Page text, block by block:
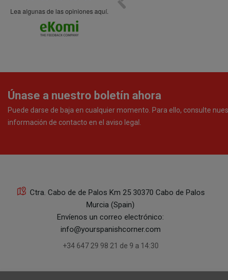
Lea algunas de las opiniones aquí.
Únase a nuestro boletín ahora
Puede darse de baja en cualquier momento. Para ello, consulte
información de contacto en el aviso legal.
Ctra. Cabo de de Palos Km 25 30370 Cabo de Palos
Murcia (Spain)
Envíenos un correo electrónico:
info@yourspanishcorner.com
+34 647 29 98 21 de 9 a 14:30